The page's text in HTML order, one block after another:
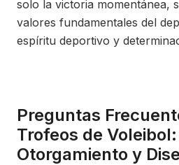
solo la victoria momentánea,
valores fundamentales del
espíritu deportivo y
Preguntas
Trofeos de
Otorgamiento y